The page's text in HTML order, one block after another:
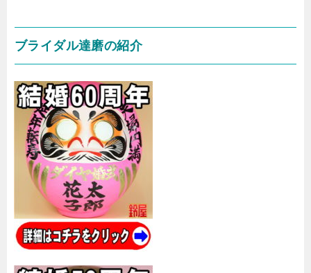
ブライダル達磨の紹介